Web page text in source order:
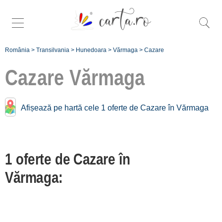
România > Transilvania > Hunedoara > Vărmaga > Cazare
Cazare Vărmaga
Afișează pe hartă cele 1 oferte de Cazare în Vărmaga
1 oferte de Cazare în
Vărmaga:
Cazare în apropiere de
Vărmaga:
[3 oferte la 9.7 km]
[1 oferte la 13.4 km]